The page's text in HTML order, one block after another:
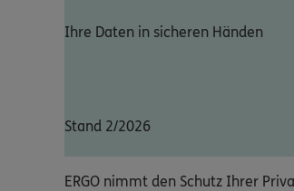
Ihre Daten in sicheren Händen
Stand 2/2026
ERGO nimmt den Schutz Ihrer